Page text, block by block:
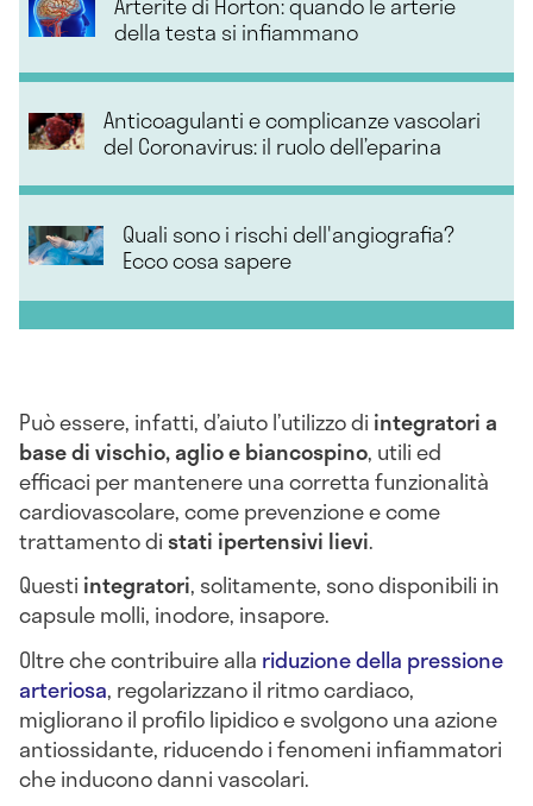
della testa si infiammano
Anticoagulanti e complicanze vascolari
del Coronavirus: il ruolo dell’eparina
Quali sono i rischi dell'angiografia?
Ecco cosa sapere
Può essere, infatti, d’aiuto l’utilizzo di integratori a
base di vischio, aglio e biancospino, utili ed
efficaci per mantenere una corretta funzionalità
cardiovascolare, come prevenzione e come
trattamento distati ipertensivi lievi.
Questi integratori, solitamente, sono disponibili in
capsule molli, inodore, insapore.
Oltre che contribuire alla riduzione della pressione
arteriosa, regolarizzano il ritmo cardiaco,
migliorano il profilo lipidico e svolgono una azione
antiossidante, riducendo i fenomeni infiammatori
che inducono danni vascolari.